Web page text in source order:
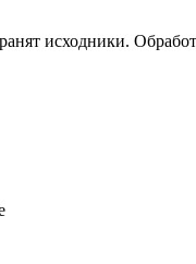
исходники.